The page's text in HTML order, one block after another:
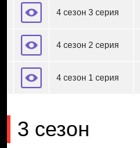
4 сезон 3 серия
4 сезон 2 серия
4 сезон 1 серия
3 сезон